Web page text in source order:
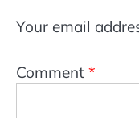
Your email
Comment *